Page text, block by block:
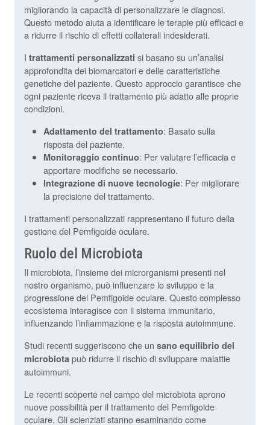
migliorando la capacità di personalizzare le diagnosi.
Questo metodo aiuta a identificare le terapie più efficaci e
a ridurre il rischio di effetti collaterali indesiderati.
I trattamenti personalizzati si basano su un’analisi
approfondita dei biomarcatori e delle caratteristiche
genetiche del paziente. Questo approccio garantisce che
ogni paziente riceva il trattamento più adatto alle proprie
condizioni.
Adattamento del trattamento: Basato sulla
risposta del paziente.
Monitoraggio continuo: Per valutare l’efficacia e
apportare modifiche se necessario.
Integrazione di nuove tecnologie: Per migliorare
la precisione del trattamento.
I trattamenti personalizzati rappresentano il futuro della
gestione del Pemfigoide oculare.
Ruolo del Microbiota
Il microbiota, l’insieme dei microrganismi presenti nel
nostro organismo, può influenzare lo sviluppo e la
progressione del Pemfigoide oculare. Questo complesso
ecosistema interagisce con il sistema immunitario,
influenzando l’infiammazione e la risposta autoimmune.
Studi recenti suggeriscono che un sano equilibrio del
microbiota può ridurre il rischio di sviluppare malattie
autoimmuni.
Le recenti scoperte nel campo del microbiota aprono
nuove possibilità per il trattamento del Pemfigoide
oculare. Gli scienziati stanno esaminando come